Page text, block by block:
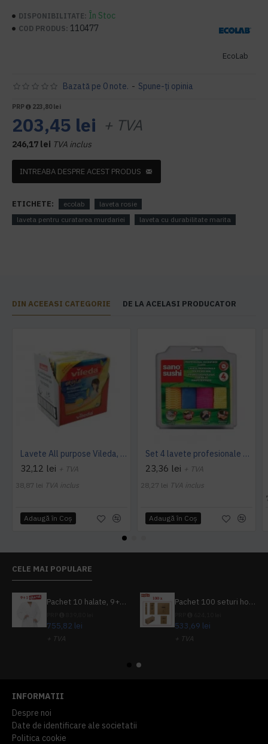
DISPONIBILITATE: În Stoc
COD PRODUS: 110477
EcoLab
Bazată pe 0 note. - Spune-ţi opinia
PRP 223,80 lei
203,45 lei + TVA
246,17 lei TVA inclus
INTREABA DESPRE ACEST PRODUS
ETICHETE: ecolab
laveta rosie
laveta pentru curatarea murdariei
laveta cu durabilitate marita
DIN ACEEASI CATEGORIE DE LA ACELASI PRODUCATOR
Lavete All purpose Vileda, 38 x 40 cm, 10 buc. / pachet
32,12 lei + TVA
38,87 lei TVA inclus
Adaugă în Coş
Set 4 lavete profesionale din microfibre Sano Sushi
23,36 lei + TVA
28,27 lei TVA inclus
Adaugă în Coş
CELE MAI POPULARE
Pachet 10 halate, 9+1 gratuit
755,82 lei
+ TVA
Pachet 100 seturi hoteliere, set dentar, set barbierit, casca de dus, pila unghii, set cusut
533,69 lei
+ TVA
INFORMATII
Despre noi
Date de identificare ale societatii
Politica cookie